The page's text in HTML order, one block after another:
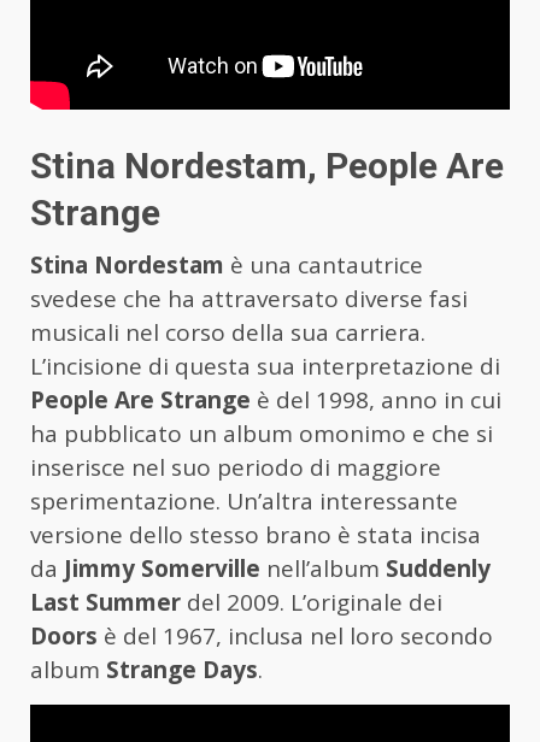
Stina Nordestam, People Are
Strange
Stina Nordestam è una cantautrice
svedese che ha attraversato diverse fasi
musicali nel corso della sua carriera.
L’incisione di questa sua interpretazione di
People Are Strange è del 1998, anno in cui
ha pubblicato un album omonimo e che si
inserisce nel suo periodo di maggiore
sperimentazione. Un’altra interessante
versione dello stesso brano è stata incisa
da Jimmy Somerville nell’album Suddenly
Last Summer del 2009. L’originale dei
Doors è del 1967, inclusa nel loro secondo
album Strange Days.